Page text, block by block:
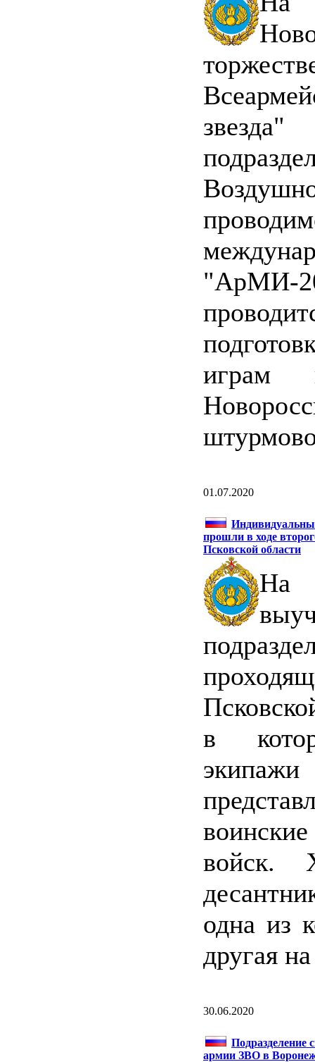
"АрМИ-
играм
01.07.2020
прошли в ходе
Псковской области
На
в
войск.
одна из
другая
30.06.2020
Подразделение
армии ЗВО в